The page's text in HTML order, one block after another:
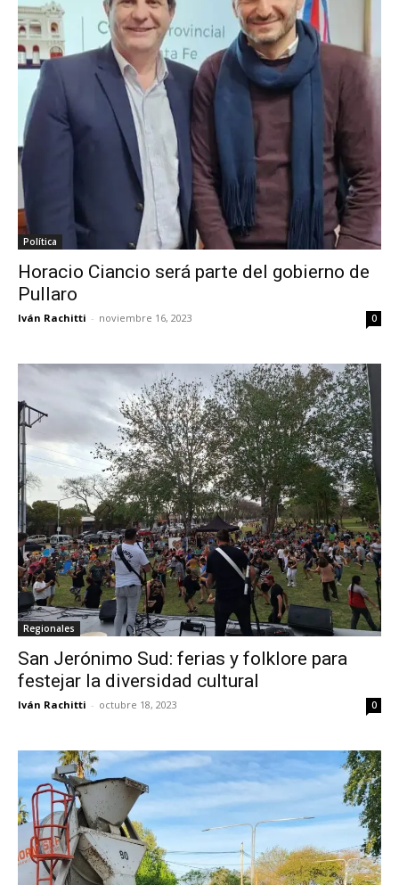
Política
Horacio Ciancio será parte del gobierno de
Pullaro
Iván Rachitti - noviembre 16, 2023 0
Regionales
San Jerónimo Sud: ferias y folklore para
festejar la diversidad cultural
Iván Rachitti - octubre 18, 2023 0